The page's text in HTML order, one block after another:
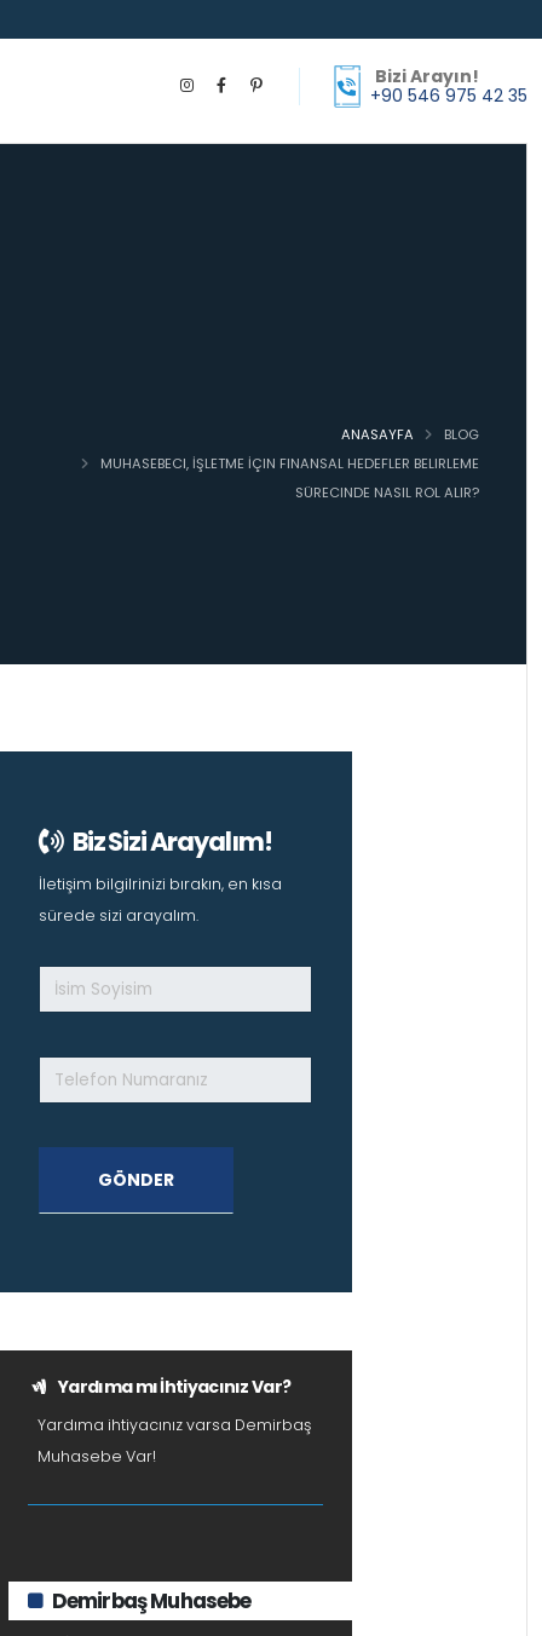
Bizi Arayın!
+90 546 975 42 35
ANASAYFA
BLOG
MUHASEBECI, İŞLETME İÇIN FINANSAL HEDEFLER BELIRLEME
SÜRECINDE NASIL ROL ALIR?
Biz Sizi Arayalım!
İletişim bilgilrinizi bırakın, en kısa
sürede sizi arayalım.
GÖNDER
Yardıma mı İhtiyacınız Var?
Yardıma ihtiyacınız varsa Demirbaş
Muhasebe Var!
Demirbaş Muhasebe